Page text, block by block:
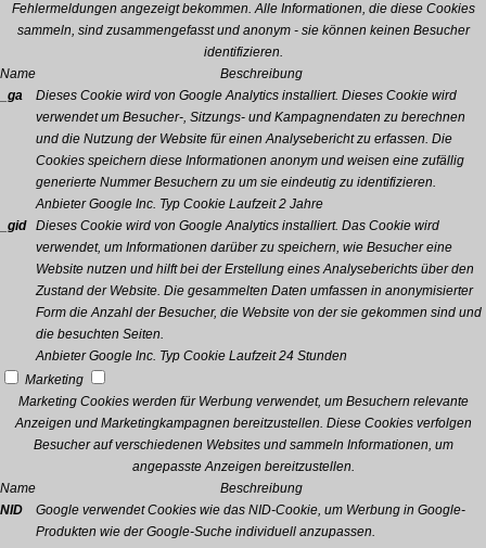
Fehlermeldungen angezeigt bekommen. Alle Informationen, die diese Cookies
sammeln, sind zusammengefasst und anonym - sie können keinen Besucher
identifizieren.
Name
Beschreibung
_ga
Dieses Cookie wird von Google Analytics installiert. Dieses Cookie wird
verwendet um Besucher-, Sitzungs- und Kampagnendaten zu berechnen
und die Nutzung der Website für einen Analysebericht zu erfassen. Die
Cookies speichern diese Informationen anonym und weisen eine zufällig
generierte Nummer Besuchern zu um sie eindeutig zu identifizieren.
Anbieter Google Inc. Typ Cookie Laufzeit 2 Jahre
_gid
Dieses Cookie wird von Google Analytics installiert. Das Cookie wird
verwendet, um Informationen darüber zu speichern, wie Besucher eine
Website nutzen und hilft bei der Erstellung eines Analyseberichts über den
Zustand der Website. Die gesammelten Daten umfassen in anonymisierter
Form die Anzahl der Besucher, die Website von der sie gekommen sind und
die besuchten Seiten.
Anbieter Google Inc. Typ Cookie Laufzeit 24 Stunden
Marketing
Marketing Cookies werden für Werbung verwendet, um Besuchern relevante
Anzeigen und Marketingkampagnen bereitzustellen. Diese Cookies verfolgen
Besucher auf verschiedenen Websites und sammeln Informationen, um
angepasste Anzeigen bereitzustellen.
Name
Beschreibung
NID
Google verwendet Cookies wie das NID-Cookie, um Werbung in Google-
Produkten wie der Google-Suche individuell anzupassen.